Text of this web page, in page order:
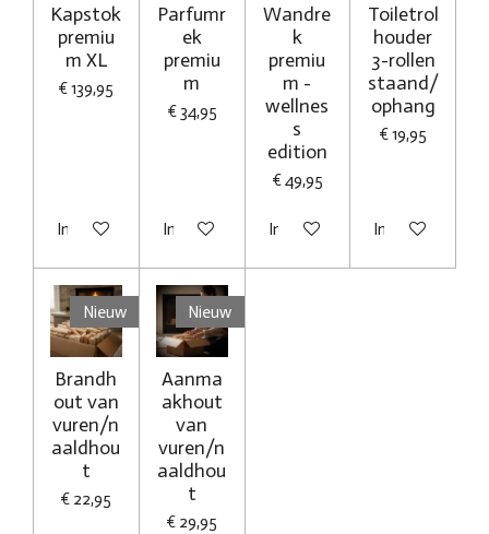
Kapstok
premiu
m XL
€ 139,95
In winkelwagen
Parfumr
ek
premiu
m
€ 34,95
In winkelwagen
Wandre
k
premiu
m -
wellnes
s
edition
€ 49,95
In winkelwagen
Toiletrol
houder
3-rollen
staand/
ophang
€ 19,95
In winkelwagen
Nieuw
Brandh
out van
vuren/n
aaldhou
t
€ 22,95
Nieuw
Aanma
akhout
van
vuren/n
aaldhou
t
€ 29,95